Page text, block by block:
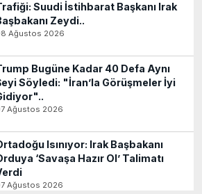
Suudi İstihbarat Başkanı Irak
Zeydi..
Ağustos 2026
Bugüne Kadar 40 Defa Aynı
Söyledi: "İran’la Görüşmeler İyi
Ağustos 2026
Isınıyor: Irak Başbakanı
‘Savaşa Hazır Ol’ Talimatı
Ağustos 2026